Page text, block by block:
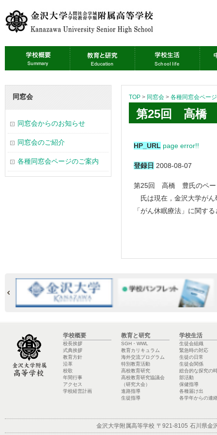
TOP > 同窓会 > 各種同窓会ペー
第25回 高橋
HP_URL page error!!
登録日 2008-08-07
第25回 高橋 豊氏のペー
氏は現在，金沢大学がん
「がん休眠療法」に関す
同窓会
同窓会からのお知らせ
同窓会のご紹介
各種同窓会ページのご案内
学校概要
校長挨拶
式典挨拶
教育方針
沿革
校歌
年間行事
アクセス
学校経営計画
教育と研究
SGH・WWL
教育カリキュラム
海外交流プログラム
特別教育活動
高校教育研究
高校教育研究協議会
（研究大会）
進路指導
生徒指導
学校生活
生徒会組織
緊急時の対応
生徒の日常
生徒会関係
総合的な探究の
部活動
保健指導
各種届け出
各学年からの連
金沢大学附属高等学校 〒921-8105 石川県金